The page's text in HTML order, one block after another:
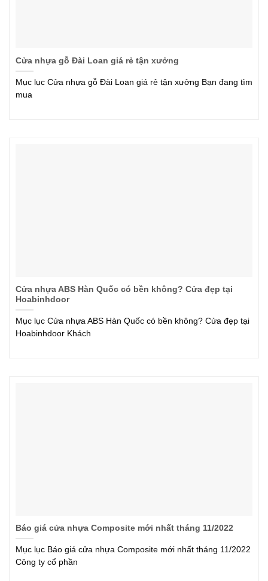
Cửa nhựa gỗ Đài Loan giá rẻ tận xưởng
Mục lục Cửa nhựa gỗ Đài Loan giá rẻ tận xưởng Bạn đang tìm
mua
Cửa nhựa ABS Hàn Quốc có bền không? Cửa đẹp tại
Hoabinhdoor
Mục lục Cửa nhựa ABS Hàn Quốc có bền không? Cửa đẹp tại
Hoabinhdoor Khách
Báo giá cửa nhựa Composite mới nhất tháng 11/2022
Mục lục Báo giá cửa nhựa Composite mới nhất tháng 11/2022
Công ty cổ phần